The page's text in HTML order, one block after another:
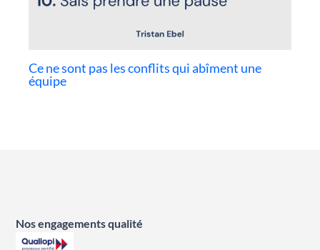
Ce ne sont pas les conflits qui abîment une
équipe
Nos engagements qualité